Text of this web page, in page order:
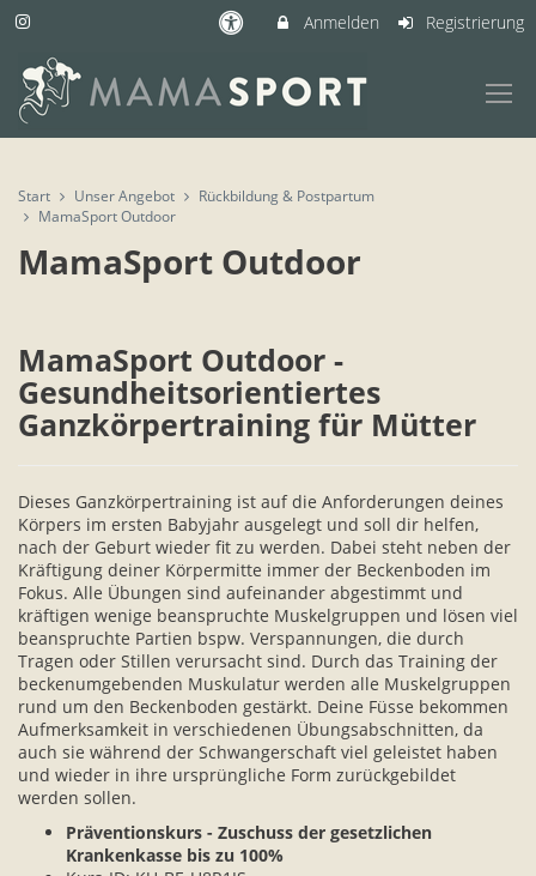
Anmelden Registrierung
Start Unser Angebot
Rückbildung & Postpartum
MamaSport Outdoor
MamaSport Outdoor
MamaSport Outdoor -
Gesundheitsorientiertes
Ganzkörpertraining für Mütter
Dieses Ganzkörpertraining ist auf die Anforderungen deines
Körpers im ersten Babyjahr ausgelegt und soll dir helfen,
nach der Geburt wieder fit zu werden. Dabei steht neben der
Kräftigung deiner Körpermitte immer der Beckenboden im
Fokus. Alle Übungen sind aufeinander abgestimmt und
kräftigen wenige beanspruchte Muskelgruppen und lösen viel
beanspruchte Partien bspw. Verspannungen, die durch
Tragen oder Stillen verursacht sind. Durch das Training der
beckenumgebenden Muskulatur werden alle Muskelgruppen
rund um den Beckenboden gestärkt. Deine Füsse bekommen
Aufmerksamkeit in verschiedenen Übungsabschnitten, da
auch sie während der Schwangerschaft viel geleistet haben
und wieder in ihre ursprüngliche Form zurückgebildet
werden sollen.
Präventionskurs - Zuschuss der gesetzlichen
Krankenkasse bis zu 100%